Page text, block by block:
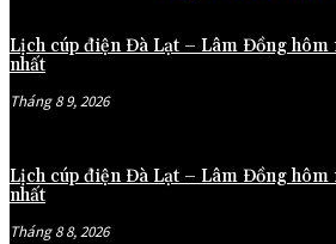
Lịch cúp điện Đà Lạt – Lâm Đồng hôm
nhất
Tháng 8 9, 2026
Lịch cúp điện Đà Lạt – Lâm Đồng hôm
nhất
Tháng 8 8, 2026